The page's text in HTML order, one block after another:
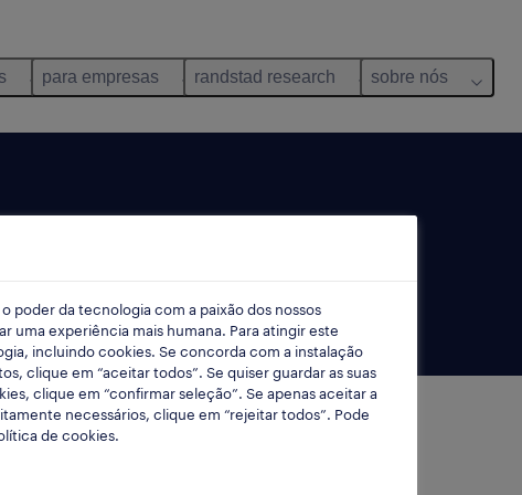
para empresas randstad research sobre nós
poder da tecnologia com a paixão dos nossos
uma experiência mais humana. Para atingir este
incluindo cookies. Se concorda com a instalação
clique em “aceitar todos”. Se quiser guardar as suas
clique em “confirmar seleção”. Se apenas aceitar a
necessários, clique em “rejeitar todos”. Pode
de cookies.